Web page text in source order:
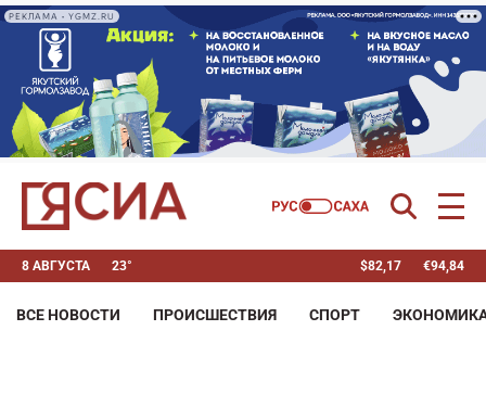
РЕКЛАМА • YGMZ.RU
8 АВГУСТА 23° $82,17 €94,84
ВСЕ НОВОСТИ ПРОИСШЕСТВИЯ СПОРТ